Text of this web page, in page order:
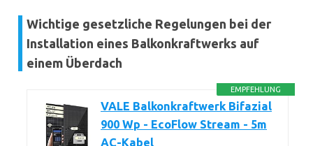
Wichtige gesetzliche Regelungen bei der
Installation eines Balkonkraftwerks auf
einem Überdach
EMPFEHLUNG
VALE Balkonkraftwerk Bifazial
900 Wp - EcoFlow Stream - 5m
AC-Kabel